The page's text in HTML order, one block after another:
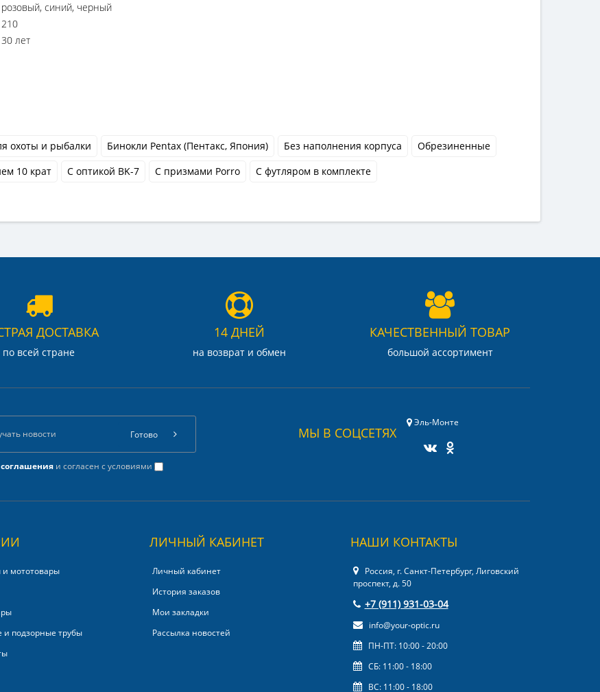
розовый, синий, черный
210
30 лет
охоты и рыбалки Бинокли Pentax (Пентакс, Япония) Без наполнения корпуса
Обрезиненные
10 крат С оптикой BK-7 С призмами Porro
С футляром в комплекте
ДОСТАВКА
по всей стране
14 ДНЕЙ
на возврат и обмен
КАЧЕСТВЕННЫЙ ТОВАР
большой ассортимент
и согласен с условиями
Готово МЫ В СОЦСЕТЯХ
Эль-Монте
и мототовары
и подзорные трубы
ЛИЧНЫЙ КАБИНЕТ
Личный кабинет
История заказов
Мои закладки
Рассылка новостей
НАШИ КОНТАКТЫ
Россия, г. Санкт-Петербург, Лиговский
проспект, д. 50
+7 (911) 931-03-04
info@your-optic.ru
ПН-ПТ: 10:00 - 20:00
СБ: 11:00 - 18:00
ВС: 11:00 - 18:00